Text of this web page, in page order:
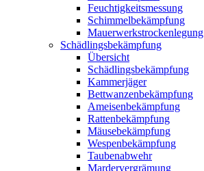
Feuchtigkeitsmessung
Schimmelbekämpfung
Mauerwerkstrockenlegung
Schädlingsbekämpfung
Übersicht
Schädlingsbekämpfung
Kammerjäger
Bettwanzenbekämpfung
Ameisenbekämpfung
Rattenbekämpfung
Mäusebekämpfung
Wespenbekämpfung
Taubenabwehr
Mardervergrämung